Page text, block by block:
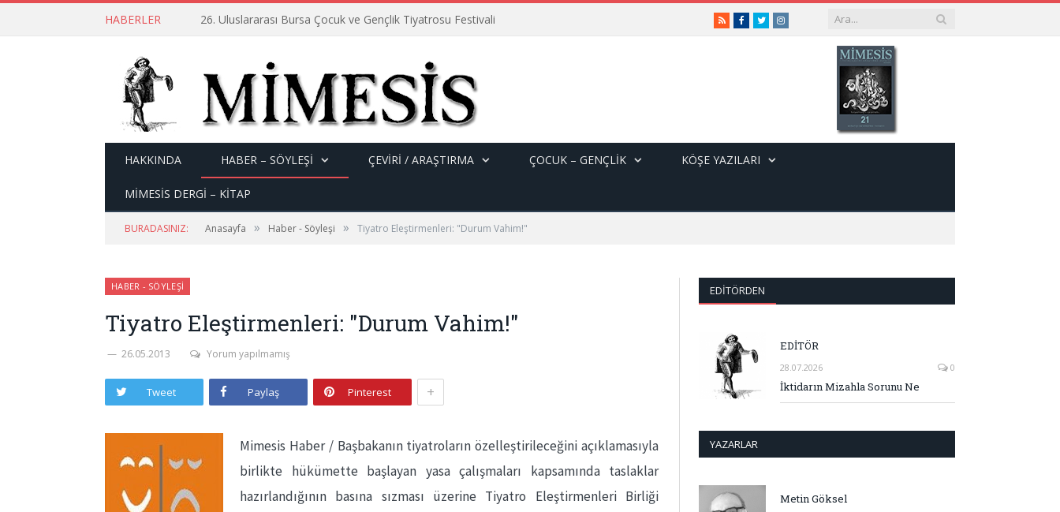
HABERLER 26. Uluslararası Bursa Çocuk ve Gençlik Tiyatrosu Festivali RSSFacebook
TwitterInstagram
HAKKINDA HABER – SÖYLEŞI ÇEVİRİ / ARAŞTIRMA ÇOCUK – GENÇLIK KÖŞE YAZILARI
MİMESİS DERGİ – KİTAP
BURADASINIZ: Anasayfa » Haber - Söyleşi » Tiyatro Eleştirmenleri: "Durum Vahim!"
HABER - SÖYLEŞI
Tiyatro Eleştirmenleri: "Durum Vahim!"
26.05.2013 Yorum yapılmamış
Tweet Paylaş Pinterest +
Mimesis Haber / Başbakanın tiyatroların özelleştirileceğini açıklamasıyla
birlikte hükümette başlayan yasa çalışmaları kapsamında taslaklar
hazırlandığının basına sızması üzerine Tiyatro Eleştirmenleri Birliği
EDITÖRDEN
EDİTÖR
28.07.2026 0
İktidarın Mizahla Sorunu Ne
YAZARLAR
Metin Göksel